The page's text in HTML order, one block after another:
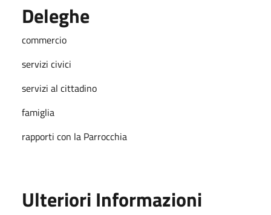
Deleghe
commercio
servizi civici
servizi al cittadino
famiglia
rapporti con la Parrocchia
Ulteriori Informazioni